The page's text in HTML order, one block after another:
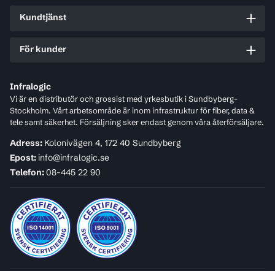
Infralogic
Vi är en distributör och grossist med yrkesbutik i Sundbyberg-
Stockholm. Vårt arbetsområde är inom infrastruktur för fiber, data &
tele samt säkerhet. Försäljning sker endast genom våra återförsäljare.
Adress: Kolonivägen 4, 172 40 Sundbyberg
Epost:info@infralogic.se
Telefon:08-445 22 90
Kundtjänst
För kunder